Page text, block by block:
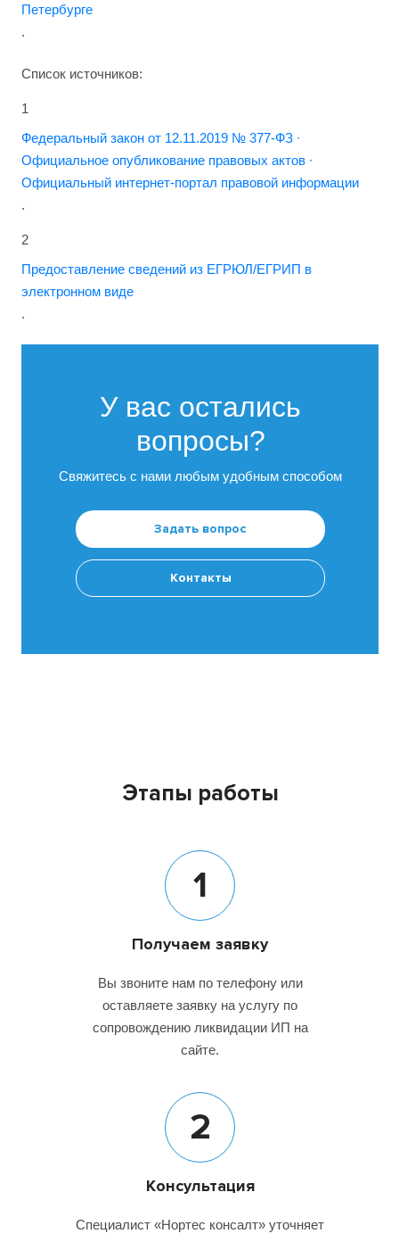
Петербурге
.
Список источников:
1
Федеральный закон от 12.11.2019 № 377-ФЗ ∙
Официальное опубликование правовых актов ∙
Официальный интернет-портал правовой информации
.
2
Предоставление сведений из ЕГРЮЛ/ЕГРИП в
электронном виде
.
У вас остались
вопросы?
Свяжитесь с нами любым удобным способом
Задать вопрос
Контакты
Этапы работы
1
Получаем заявку
Вы звоните нам по телефону или
оставляете заявку на услугу по
сопровождению ликвидации ИП на
сайте.
2
Консультация
Специалист «Нортес консалт» уточняет